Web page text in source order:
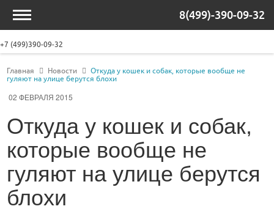
+7 (499)390-09-32
8(499)-390-09-32
Главная Новости
Откуда у кошек и собак, которые вообще не
гуляют на улице берутся блохи
02 ФЕВРАЛЯ 2015
Откуда у кошек и собак,
которые вообще не
гуляют на улице берутся
блохи